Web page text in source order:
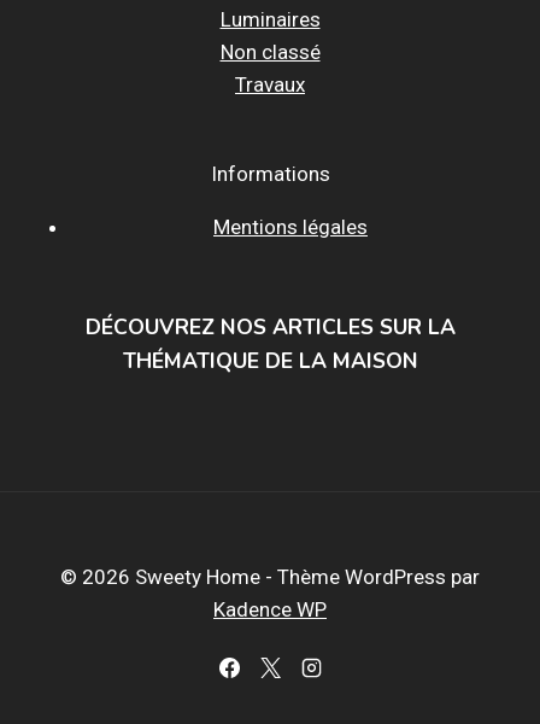
Luminaires
Non classé
Travaux
Informations
Mentions légales
DÉCOUVREZ NOS ARTICLES SUR LA
THÉMATIQUE DE LA MAISON
© 2026 Sweety Home - Thème WordPress par
Kadence WP